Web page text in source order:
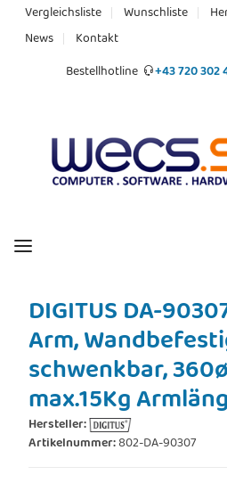
Vergleichsliste Wunschliste
News
Kontakt
Bestellhotline
+43 720 302
DIGITUS DA-
Arm,
schwenkbar,
max.15Kg
Hersteller:
Artikelnummer:802-DA-90307